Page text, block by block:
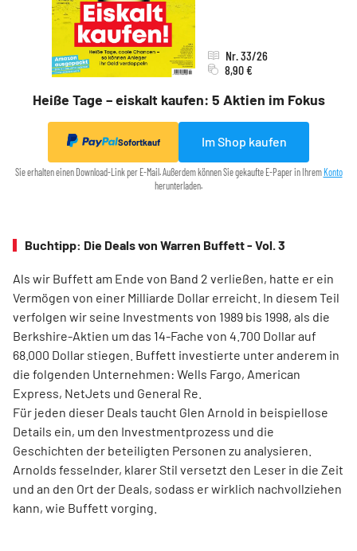
Heiße Tage – eiskalt kaufen: 5 Aktien im Fokus
Nr. 33/26
8,90 €
Sofortkauf Im Shop kaufen
Sie erhalten einen Download-Link per E-Mail. Außerdem können Sie gekaufte E-Paper in IhremKonto
herunterladen.
Buchtipp: Die Deals von Warren Buffett - Vol. 3
Als wir Buffett am Ende von Band 2 verließen, hatte er ein
Vermögen von einer Milliarde Dollar erreicht. In diesem Teil
verfolgen wir seine Investments von 1989 bis 1998, als die
Berkshire-Aktien um das 14-­Fache von 4.700 Dollar auf
68.000 Dollar stiegen. Buffett investierte unter anderem in
die folgenden Unternehmen: Wells Fargo, American
Express, NetJets und General Re.
Für jeden dieser Deals taucht Glen Arnold in beispiellose
Details ein, um den Investmentprozess und die
Geschichten der beteiligten Personen zu analysieren.
Arnolds ­fesselnder, klarer Stil versetzt den Leser in die Zeit
und an den Ort der Deals, sodass er wirklich nachvollziehen
kann, wie Buffett vorging.